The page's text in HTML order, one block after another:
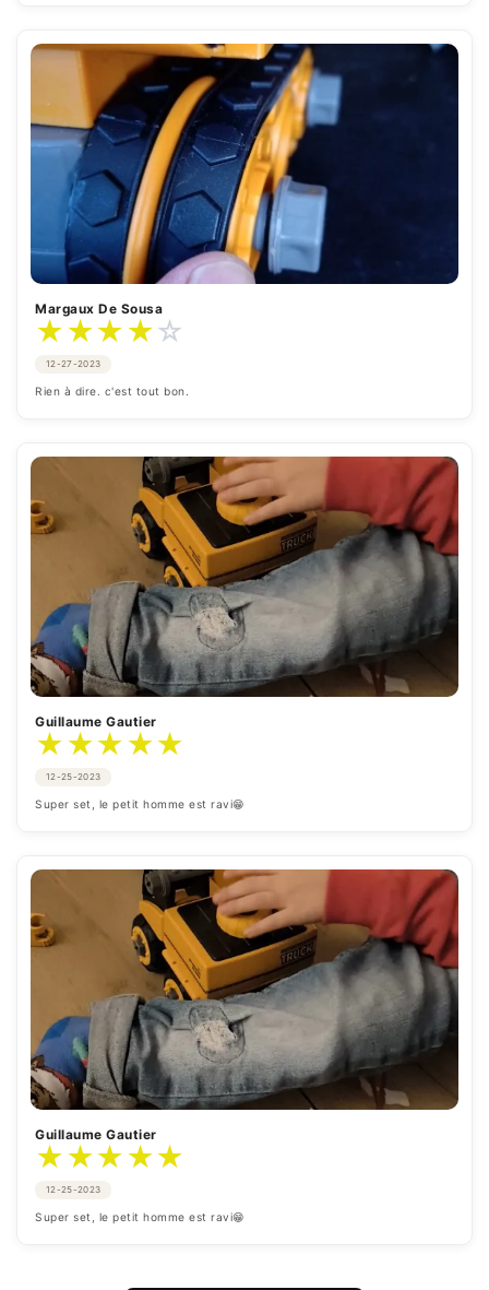
Margaux De Sousa
★★★★☆
12-27-2023
Rien à dire. c'est tout bon.
Guillaume Gautier
★★★★★
12-25-2023
Super set, le petit homme est ravi😁
Guillaume Gautier
★★★★★
12-25-2023
Super set, le petit homme est ravi😁